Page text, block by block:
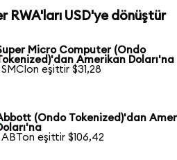
RWA'ları USD'ye dönüştür
Micro Computer (Ondo
Amerikan Doları'na
SMCIon eşittir $31,28
(Ondo Tokenized)'dan
ABTon eşittir $106,42